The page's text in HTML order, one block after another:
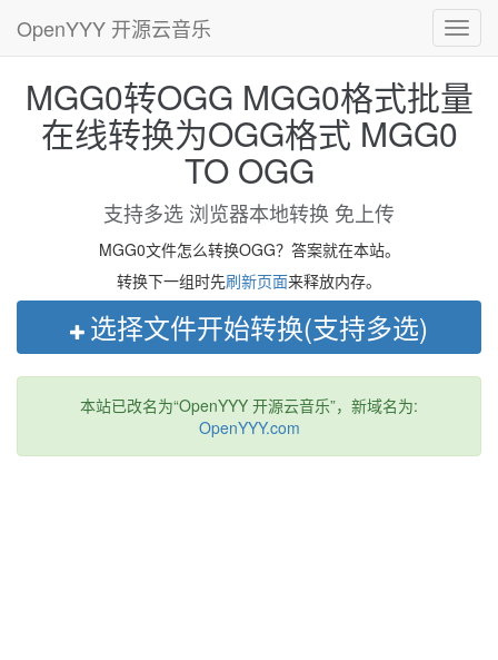
OpenYYY 开源云音乐
MGG0转OGG MGG0格式批量
在线转换为OGG格式 MGG0
TO OGG
支持多选 浏览器本地转换 免上传
MGG0文件怎么转换OGG？答案就在本站。
转换下一组时先刷新页面来释放内存。
选择文件开始转换(支持多选)
本站已改名为“OpenYYY 开源云音乐”，新域名为:
OpenYYY.com